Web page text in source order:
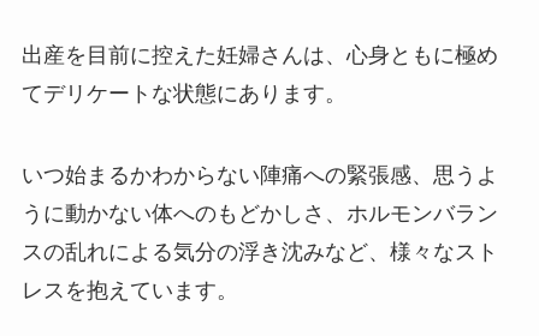
出産を目前に控えた妊婦さんは、心身ともに極め
てデリケートな状態にあります。
いつ始まるかわからない陣痛への緊張感、思うよ
うに動かない体へのもどかしさ、ホルモンバラン
スの乱れによる気分の浮き沈みなど、様々なスト
レスを抱えています。